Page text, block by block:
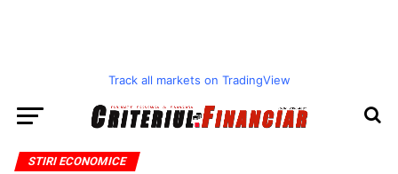
Track all markets on TradingView
STIRI ECONOMICE